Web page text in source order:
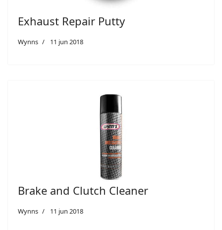
Exhaust Repair Putty
Wynns 11 jun 2018
Brake and Clutch Cleaner
Wynns 11 jun 2018